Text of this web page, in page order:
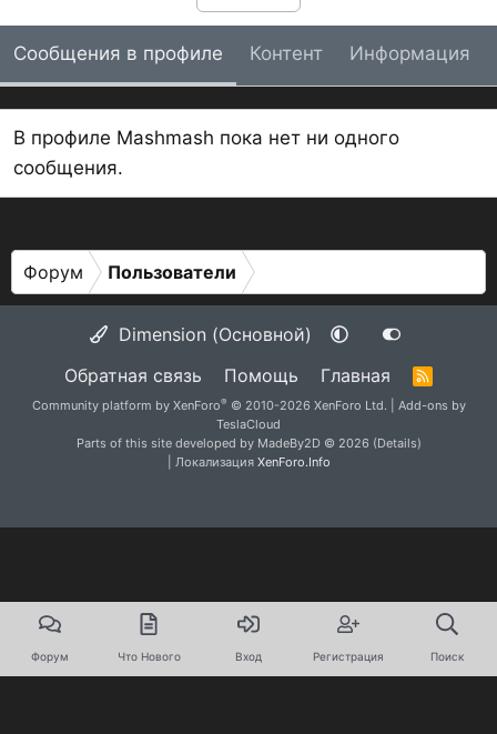
Сообщения в профиле Контент Информация
В профиле Mashmash пока нет ни одного
сообщения.
Форум Пользователи
Dimension (Основной)
Обратная связь
Помощь Главная
S
Community platform by XenForo® © 2010-2026 XenForo Ltd.
Add-ons by
TeslaCloud
Parts of this site developed by MadeBy2D © 2026 (Details)
| Локализация XenForo.Info
Форум Что Нового Вход Регистрация Поиск